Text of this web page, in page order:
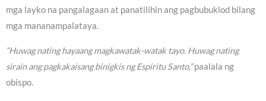
mga layko na pangalagaan at panatilihin ang pagbubuklod bilang
mga mananampalataya.
“Huwag nating hayaang magkawatak-watak tayo. Huwag nating
sirain ang pagkakaisang binigkis ng Espiritu Santo,”paalala ng
obispo.